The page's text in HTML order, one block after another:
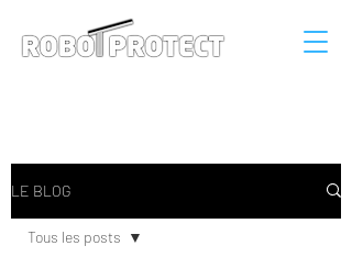
LE BLOG
Tous les posts